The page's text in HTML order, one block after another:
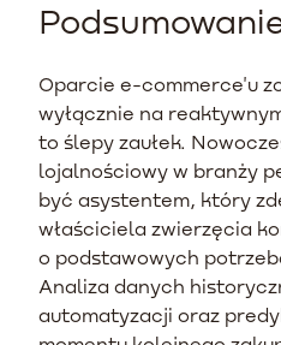
Oparcie e-commerce'u
wyłącznie na
to ślepy zaułek.
lojalnościowy w branży
być asystentem, który
właściciela zwierzęcia
o podstawowych
Analiza danych
automatyzacji oraz